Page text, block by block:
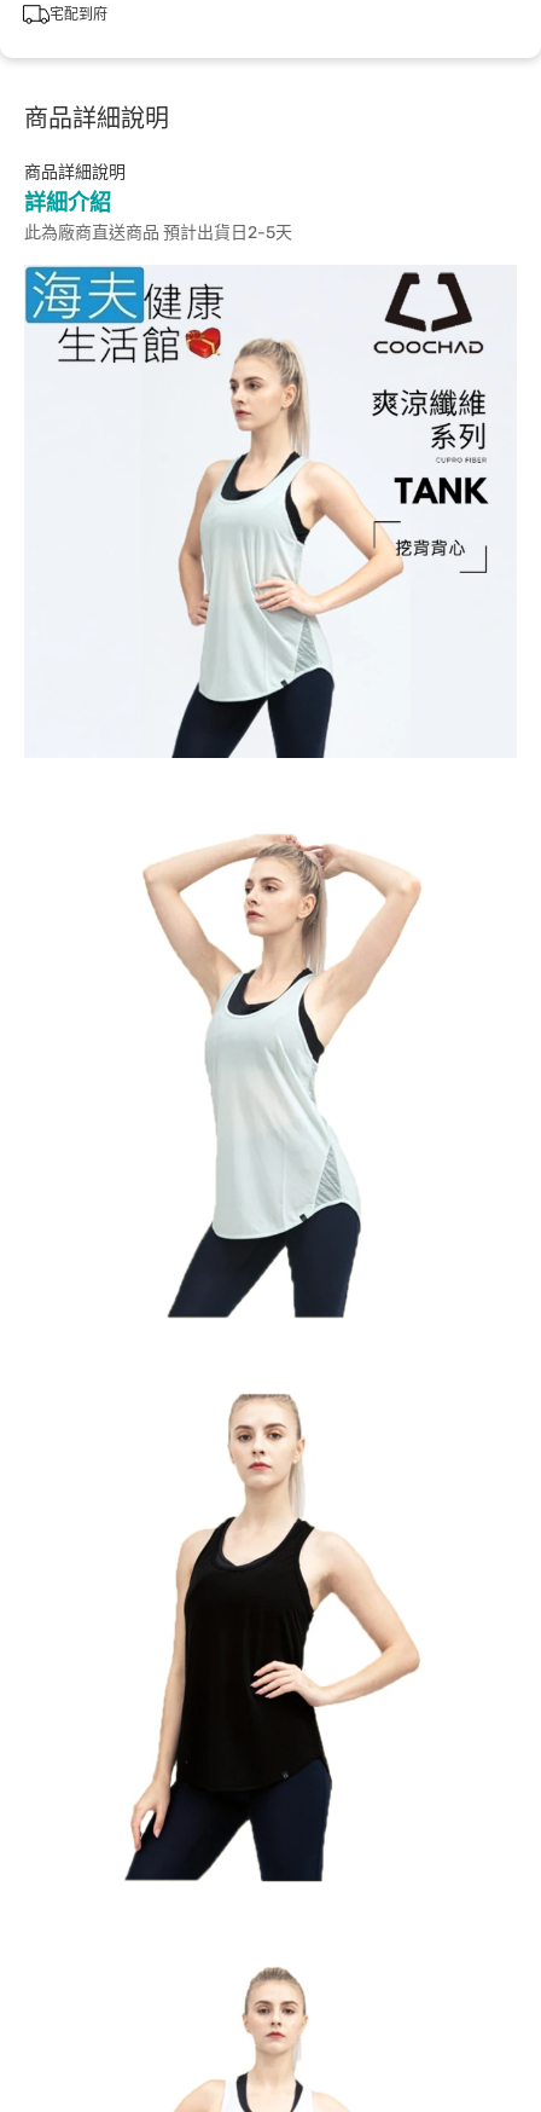
宅配到府
商品詳細說明
商品詳細說明
詳細介紹
此為廠商直送商品 預計出貨日2-5天